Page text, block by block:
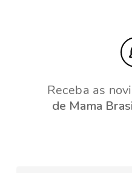
Receba as
de Mama